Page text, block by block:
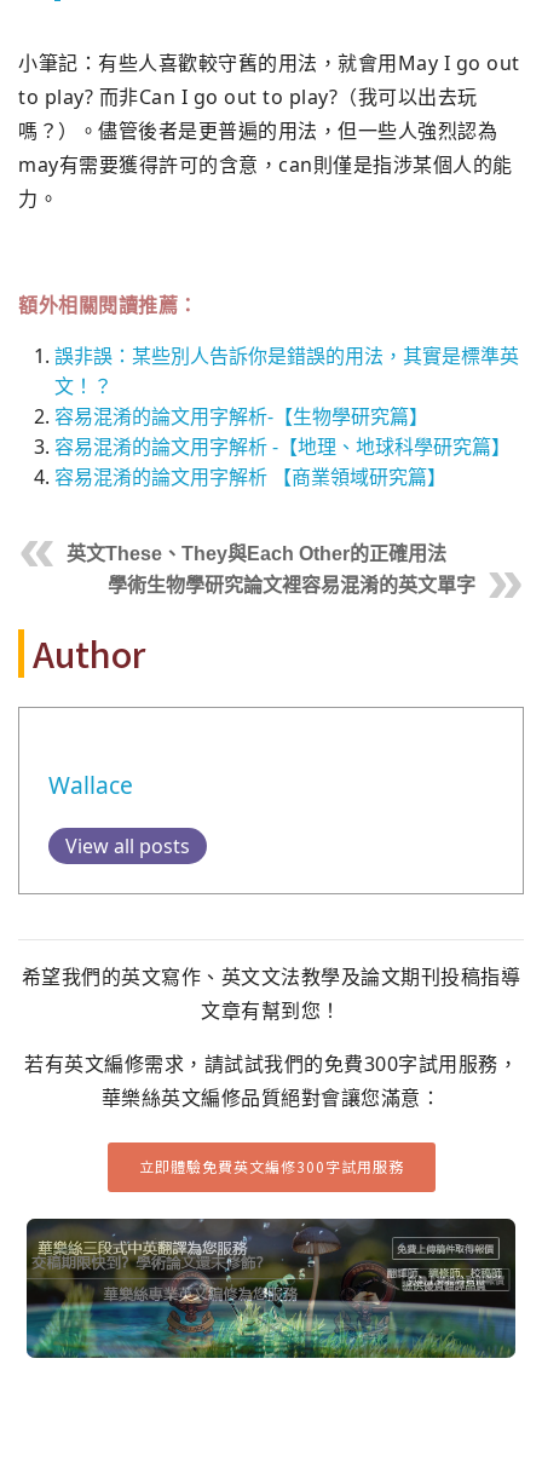
小筆記： 有些人喜歡較守舊的用法，就會用May I go out
to play? 而非Can I go out to play?（我可以出去玩
嗎？）。儘管後者是更普遍的用法， 但一些人強烈認為
may有需要獲得許可的含意， can則僅是指涉某個人的能
力。
額外相關閱讀推薦：
誤非誤：某些別人告訴你是錯誤的用法，其實是標準英
文！？
容易混淆的論文用字解析-【生物學研究篇】
容易混淆的論文用字解析 -【地理、地球科學研究篇】
容易混淆的論文用字解析 【商業領域研究篇】
英文These、They與Each Other的正確用法
學術生物學研究論文裡容易混淆的英文單字
Author
Wallace
View all posts
希望我們的英文寫作、英文文法教學及論文期刊投稿指導
文章有幫到您！
若有英文編修需求，請試試我們的免費300字試用服務，
華樂絲英文編修品質絕對會讓您滿意：
立即體驗免費英文編修300字試用服務